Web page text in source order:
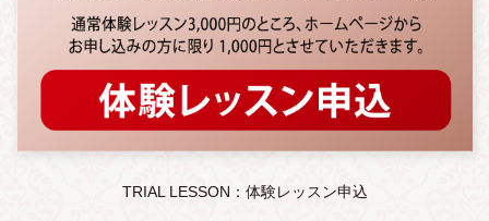
TRIAL LESSON：体験レッスン申込